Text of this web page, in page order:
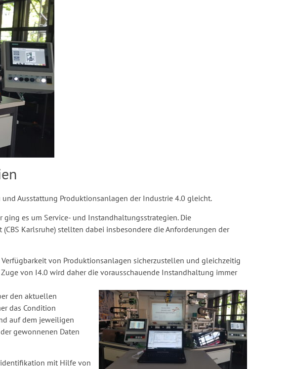
Ausstattung Produktions­­anlagen der Industrie 4.0 gleicht.
es um Service- und Instandhaltungsstrategien. Die
Karlsruhe) stellten dabei insbesondere die Anforderungen der
von Produktionsanlagen sicherzustellen und gleichzeitig
von I4.0 wird daher die vorausschauende Instandhaltung immer
den aktuellen
das Condition
auf dem jeweiligen
gewonnenen Daten
mit Hilfe von